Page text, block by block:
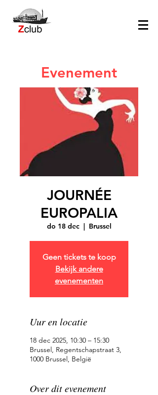
Evenement
JOURNÉE
EUROPALIA
do 18 dec
  |
Brussel
Geen tickets te koop
Bekijk andere
evenementen
Uur en locatie
18 dec 2025, 10:30 – 15:30
Brussel, Regentschapstraat 3,
1000 Brussel, België
Over dit evenement